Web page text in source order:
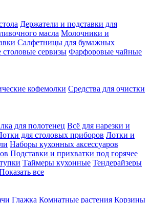
Держатели и подставки для
масла Молочники и
Салфетницы для бумажных
сервизы Фарфоровые чайные
кофемолки Средства для очистки
для полотенец Всё для нарезки и
для столовых приборов Лотки и
Наборы кухонных аксессуаров
Подставки и прихватки под горячее
Таймеры кухонные Тендерайзеры
все
Глажка Комнатные растения Корзины